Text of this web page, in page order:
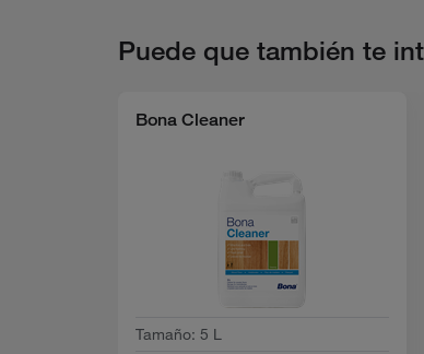
Puede que también te
Bona Cleaner
Tamaño: 5 L